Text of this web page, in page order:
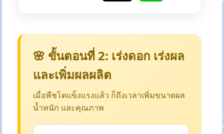
🌸 ขั้นตอนที่ 2: เร่งดอก เร่งผล
และเพิ่มผลผลิต
เมื่อพืชโตแข็งแรงแล้ว ก็ถึงเวลาเพิ่มขนาดผล
น้ำหนัก และคุณภาพ